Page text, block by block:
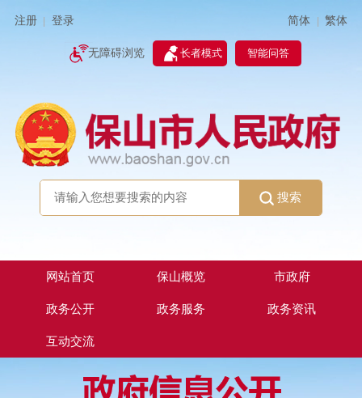
注册 登录 简体 | 繁体
无障碍浏览 长者模式 智能问答
搜索
网站首页 保山概览 市政府
政务公开 政务服务 政务资讯
互动交流